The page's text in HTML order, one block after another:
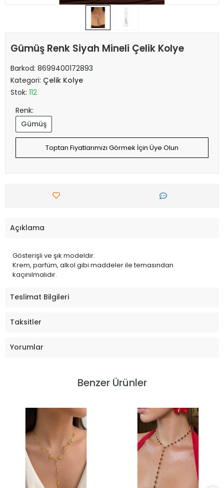
Gümüş Renk Siyah Mineli Çelik Kolye
Barkod: 8699400172893
Kategori: Çelik Kolye
Stok: 112
Renk:
Gümüş
Toptan Fiyatlarımızı Görmek İçin Üye Olun
Açıklama
Gösterişli ve şık modeldir.
Krem, parfüm, alkol gibi maddeler ile temasından
kaçınılmalıdır.
Teslimat Bilgileri
Taksitler
Yorumlar
Benzer Ürünler